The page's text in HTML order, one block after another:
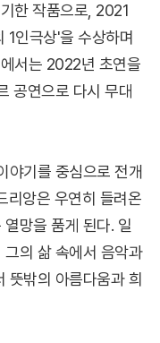
한 작품으로, 2021
1인극상'을 수상하며
서는 2022년 초연을
공연으로 다시 무대
야기를 중심으로 전개
리앙은 우연히 들려온
망을 품게 된다. 일
의 삶 속에서 음악과
뜻밖의 아름다움과 희